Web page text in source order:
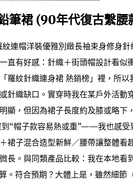
筆裙 (90年代復古繫腰
連帽洋裝優雅別緻長袖束身修身
直有好感：針織＋街頭帽設計看
羅紋針織連身裙 熱銷榜」裡，所
針織缺口。實穿時我在某戶外活
顯，但因為裙子長度約及膝或略
“帽子款容易熱或重”——我也感受
裙子混合造型新鮮／腰帶讓整體看
長。與同類產品比較：我在本地
。符合預期？大體上是，雖然細節